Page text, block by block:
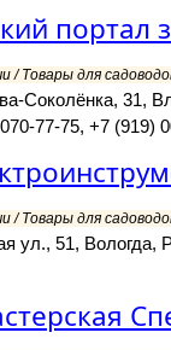
портал
/ Товары для
Соколёнка, 31,
77-75, +7 (919)
/ Товары для
ул., 51, Вологда,